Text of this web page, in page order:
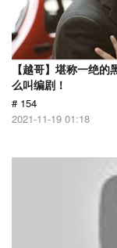
【越哥】堪称一绝
么叫编剧！
# 154
2021-11-19 01:18